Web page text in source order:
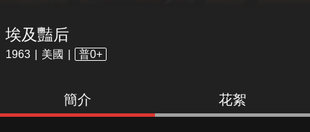
埃及豔后
1963 美國 普0+
簡介 花絮